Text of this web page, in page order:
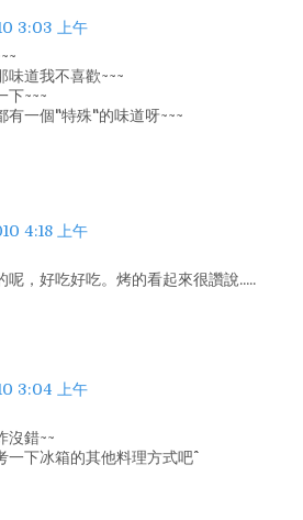
3:03 上午
味道我不喜歡~~~
下~~~
有一個"特殊"的味道呀~~~
4:18 上午
呢，好吃好吃。烤的看起來很讚說.....
3:04 上午
沒錯~~
下冰箱的其他料理方式吧^^